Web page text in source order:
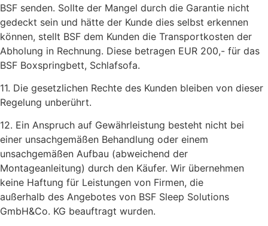
BSF senden. Sollte der Mangel durch die Garantie nicht
gedeckt sein und hätte der Kunde dies selbst erkennen
können, stellt BSF dem Kunden die Transportkosten der
Abholung in Rechnung. Diese betragen EUR 200,- für das
BSF Boxspringbett, Schlafsofa.
11. Die gesetzlichen Rechte des Kunden bleiben von dieser
Regelung unberührt.
12. Ein Anspruch auf Gewährleistung besteht nicht bei
einer unsachgemäßen Behandlung oder einem
unsachgemäßen Aufbau (abweichend der
Montageanleitung) durch den Käufer. Wir übernehmen
keine Haftung für Leistungen von Firmen, die
außerhalb des Angebotes von BSF Sleep Solutions
GmbH&Co. KG beauftragt wurden.